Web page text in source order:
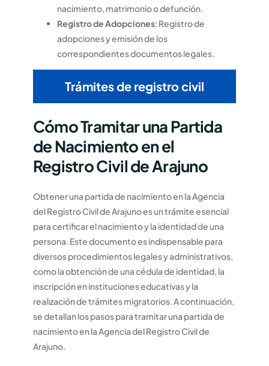
nacimiento, matrimonio o defunción.
Registro de Adopciones: Registro de
adopciones y emisión de los
correspondientes documentos legales.
Trámites de registro civil
Cómo Tramitar una Partida
de Nacimiento en el
Registro Civil de Arajuno
Obtener una partida de nacimiento en la Agencia
del Registro Civil de Arajuno es un trámite esencial
para certificar el nacimiento y la identidad de una
persona. Este documento es indispensable para
diversos procedimientos legales y administrativos,
como la obtención de una cédula de identidad, la
inscripción en instituciones educativas y la
realización de trámites migratorios. A continuación,
se detallan los pasos para tramitar una partida de
nacimiento en la Agencia del Registro Civil de
Arajuno.